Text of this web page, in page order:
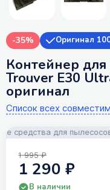
-35% Оригинал
Контейнер
Trouver E30
оригинал
Список всех
для пылесосов!
1 995 ₽
1 290 ₽
В наличии